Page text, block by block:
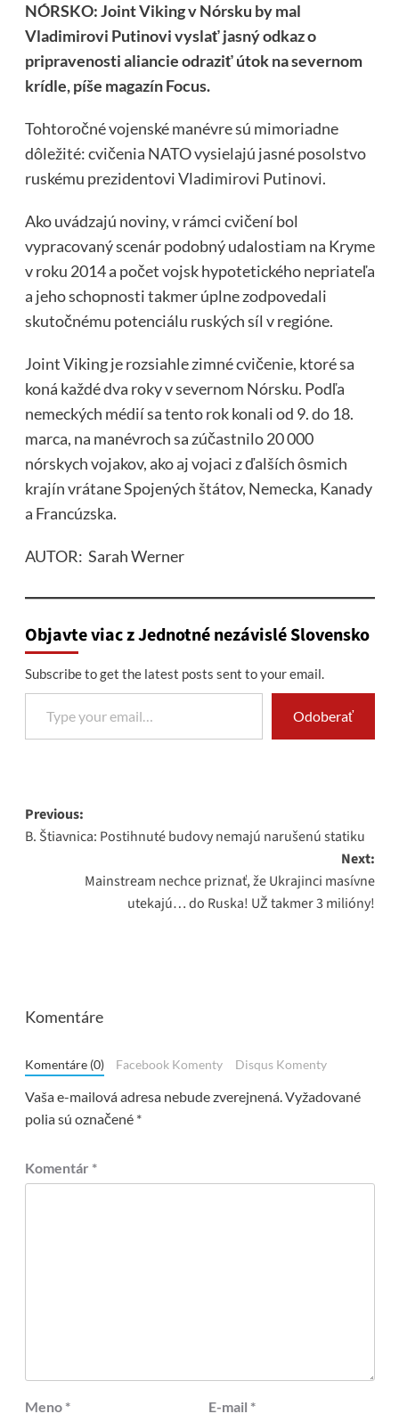
NÓRSKO: Joint Viking v Nórsku by mal
Vladimirovi Putinovi vyslať jasný odkaz o
pripravenosti aliancie odraziť útok na severnom
krídle, píše magazín Focus.
Tohtoročné vojenské manévre sú mimoriadne
dôležité: cvičenia NATO vysielajú jasné posolstvo
ruskému prezidentovi Vladimirovi Putinovi.
Ako uvádzajú noviny, v rámci cvičení bol
vypracovaný scenár podobný udalostiam na Kryme
v roku 2014 a počet vojsk hypotetického nepriateľa
a jeho schopnosti takmer úplne zodpovedali
skutočnému potenciálu ruských síl v regióne.
Joint Viking je rozsiahle zimné cvičenie, ktoré sa
koná každé dva roky v severnom Nórsku. Podľa
nemeckých médií sa tento rok konali od 9. do 18.
marca, na manévroch sa zúčastnilo 20 000
nórskych vojakov, ako aj vojaci z ďalších ôsmich
krajín vrátane Spojených štátov, Nemecka, Kanady
a Francúzska.
AUTOR: Sarah Werner
Objavte viac z Jednotné nezávislé Slovensko
Subscribe to get the latest posts sent to your email.
Type your email…
Odoberať
Post
navigation
Previous:
B. Štiavnica: Postihnuté budovy nemajú narušenú statiku
Next:
Mainstream nechce priznať, že Ukrajinci masívne
utekajú… do Ruska! UŽ takmer 3 milióny!
Komentáre
Komentáre (0) Facebook Komenty Disqus Komenty
Vaša e-mailová adresa nebude zverejnená.Vyžadované
polia sú označené *
Komentár *
Meno * E-mail *